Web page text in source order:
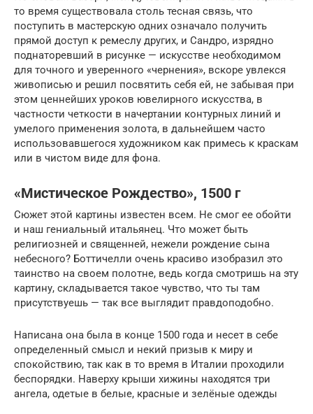
то время существовала столь тесная связь, что
поступить в мастерскую одних означало получить
прямой доступ к ремеслу других, и Сандро, изрядно
поднаторевший в рисунке — искусстве необходимом
для точного и уверенного «чернения», вскоре увлекся
живописью и решил посвятить себя ей, не забывая при
этом ценнейших уроков ювелирного искусства, в
частности четкости в начертании контурных линий и
умелого применения золота, в дальнейшем часто
использовавшегося художником как примесь к краскам
или в чистом виде для фона.
«Мистическое Рождество», 1500 г
Сюжет этой картины известен всем. Не смог ее обойти
и наш гениальный итальянец. Что может быть
религиозней и священней, нежели рождение сына
небесного? Боттичелли очень красиво изобразил это
таинство на своем полотне, ведь когда смотришь на эту
картину, складывается такое чувство, что ты там
присутствуешь — так все выглядит правдоподобно.
Написана она была в конце 1500 года и несет в себе
определенный смысл и некий призыв к миру и
спокойствию, так как в то время в Италии проходили
беспорядки. Наверху крыши хижины находятся три
ангела, одетые в белые, красные и зелёные одежды